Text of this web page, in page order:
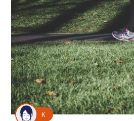
K